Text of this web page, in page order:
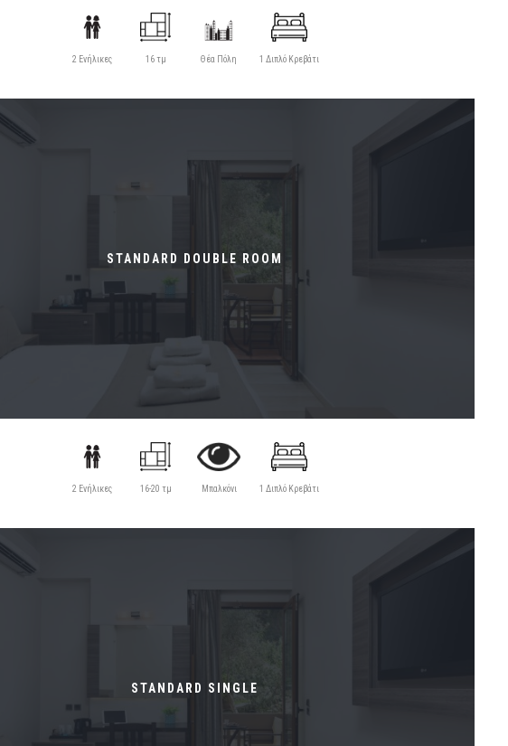
2 Ενήλικες 16 τμ Θέα Πόλη 1 Διπλό Κρεβάτι
STANDARD DOUBLE ROOM
2 Ενήλικες 16-20 τμ Μπαλκόνι 1 Διπλό Κρεβάτι
STANDARD SINGLE